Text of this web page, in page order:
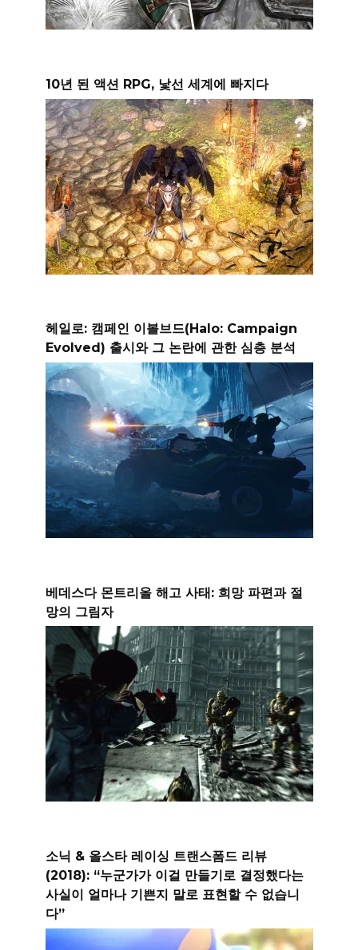
10년 된 액션 RPG, 낯선 세계에 빠지다
헤일로: 캠페인 이볼브드(Halo: Campaign
Evolved) 출시와 그 논란에 관한 심층 분석
베데스다 몬트리올 해고 사태: 희망 파편과 절
망의 그림자
소닉 & 올스타 레이싱 트랜스폼드 리뷰
(2018): “누군가가 이걸 만들기로 결정했다는
사실이 얼마나 기쁜지 말로 표현할 수 없습니
다”